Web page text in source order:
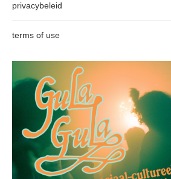
privacybeleid
terms of use